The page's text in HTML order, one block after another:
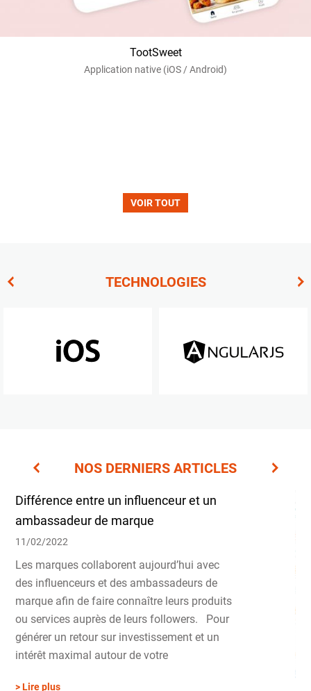
TootSweet
Application native (iOS / Android)
VOIR TOUT
TECHNOLOGIES
NOS DERNIERS ARTICLES
Différence entre un influenceur et un
ambassadeur de marque
11/02/2022
Les marques collaborent aujourd’hui avec
des influenceurs et des ambassadeurs de
marque afin de faire connaître leurs produits
ou services auprès de leurs followers. Pour
générer un retour sur investissement et un
intérêt maximal autour de votre
> Lire plus